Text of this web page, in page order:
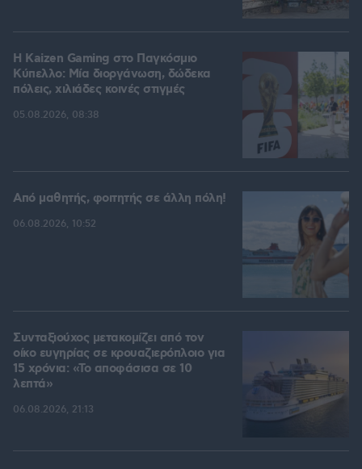
H Kaizen Gaming στο Παγκόσμιο
Kύπελλο: Μία διοργάνωση, δώδεκα
πόλεις, χιλιάδες κοινές στιγμές
05.08.2026, 08:38
Από μαθητής, φοιτητής σε άλλη πόλη!
06.08.2026, 10:52
Συνταξιούχος μετακομίζει από τον
οίκο ευγηρίας σε κρουαζιερόπλοιο για
15 χρόνια: «Το αποφάσισα σε 10
λεπτά»
06.08.2026, 21:13